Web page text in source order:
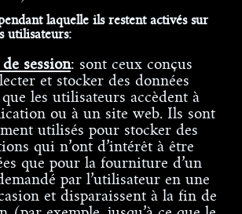
laquelle ils restent activés sur
utilisateurs:
session: sont ceux conçus
et stocker des données
les utilisateurs accèdent à
ou à un site web. Ils sont
utilisés pour stocker des
qui n’ont d’intérêt à être
que pour la fourniture d’un
par l’utilisateur en une
et disparaissent à la fin de